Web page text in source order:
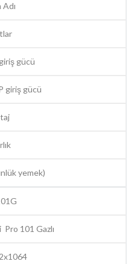
gücü
giriş gücü
yemek)
101 Gazlı